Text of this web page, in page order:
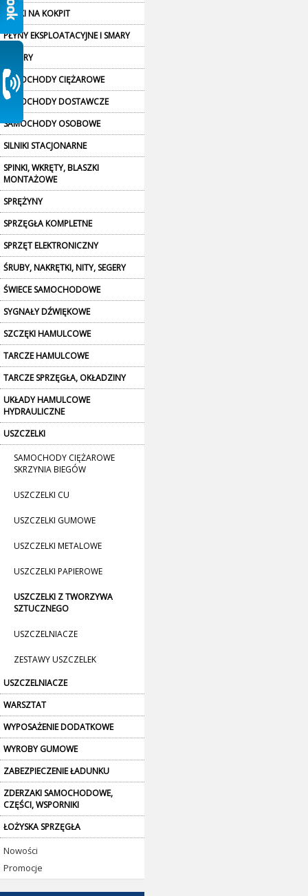
PÓŁKI NA KOKPIT
PŁYNY EKSPLOATACYJNE I SMARY
RESORY
SAMOCHODY CIĘŻAROWE
SAMOCHODY DOSTAWCZE
SAMOCHODY OSOBOWE
SILNIKI STACJONARNE
SPINKI, WKRĘTY, BLASZKI
MONTAŻOWE
SPRĘŻYNY
SPRZĘGŁA KOMPLETNE
SPRZĘT ELEKTRONICZNY
ŚRUBY, NAKRĘTKI, NITY, SEGERY
ŚWIECE SAMOCHODOWE
SYGNAŁY DŹWIĘKOWE
SZCZĘKI HAMULCOWE
TARCZE HAMULCOWE
TARCZE SPRZĘGŁA, OKŁADZINY
UKŁADY HAMULCOWE
HYDRAULICZNE
USZCZELKI
SAMOCHODY CIĘŻAROWE
SKRZYNIA BIEGÓW
USZCZELKI CU
USZCZELKI GUMOWE
USZCZELKI METALOWE
USZCZELKI PAPIEROWE
USZCZELKI Z TWORZYWA
SZTUCZNEGO
USZCZELNIACZE
ZESTAWY USZCZELEK
USZCZELNIACZE
WARSZTAT
WYPOSAŻENIE DODATKOWE
WYROBY GUMOWE
ZABEZPIECZENIE ŁADUNKU
ZDERZAKI SAMOCHODOWE,
CZĘŚCI, WSPORNIKI
ŁOŻYSKA SPRZĘGŁA
Nowości
Promocje